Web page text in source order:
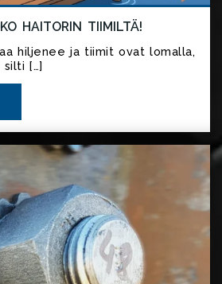
HAITORIN TIIMILTÄ!
hiljenee ja tiimit ovat lomalla,
[…]